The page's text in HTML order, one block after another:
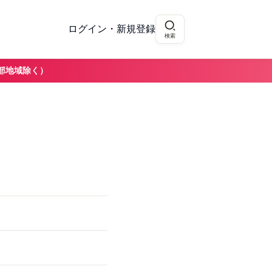
ログイン・新規登録
検索
域除く）